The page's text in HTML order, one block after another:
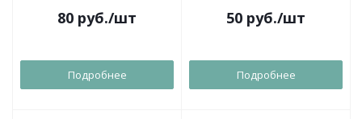
80 руб./шт
Подробнее
50 руб./шт
Подробнее